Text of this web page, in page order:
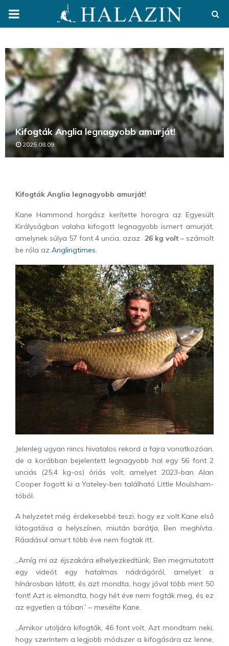
PRIMARY
Kifogták Anglia legnagyobb amurját!
2025.08.09.
Kifogták Anglia legnagyobb amurját!
Kane Hammond horgász kerítette horogra az Egyesült
Királyságban valaha kifogott legnagyobb ismert amurját,
amelynek súlya 57 font 4 uncia, azaz 26 kg volt– számolt
be róla az Anglingtimes.
Jelenleg ugyan nincs hivatalos rekord a fajra vonatkozóan,
de a korábban bejelentett legnagyobb hal egy 56 font 2
unciás (25,4 kg-os) óriás volt, amelyet 2023-ban Alan
Cooper fogott ki a Yateley-ben található Little Moulsham-
tóból.
A helyzetet még érdekesebbé teszi, hogy ez volt Kane első
látogatása a helyszínen, miután barátja, Ben meghívta.
Ráadásul amurt több éve nem fogtak itt.
„Amíg mi az éjszakára elhelyezkedtünk, Ben megmutatott
egy videót egy hatalmas nádrágóról, amelyet a
hínárosban látott, és azt mondta, hogy jóval több mint 50
font! Azt is elmondta, hogy hét éve nem fogták meg, és ez
az egyetlen a tóban” – mesélte Kane.
„Amikor utoljára kifogták, 46 font volt. Azt mondtam neki,
hogy szerintem a legjobb módszer a kifogására az lenne,